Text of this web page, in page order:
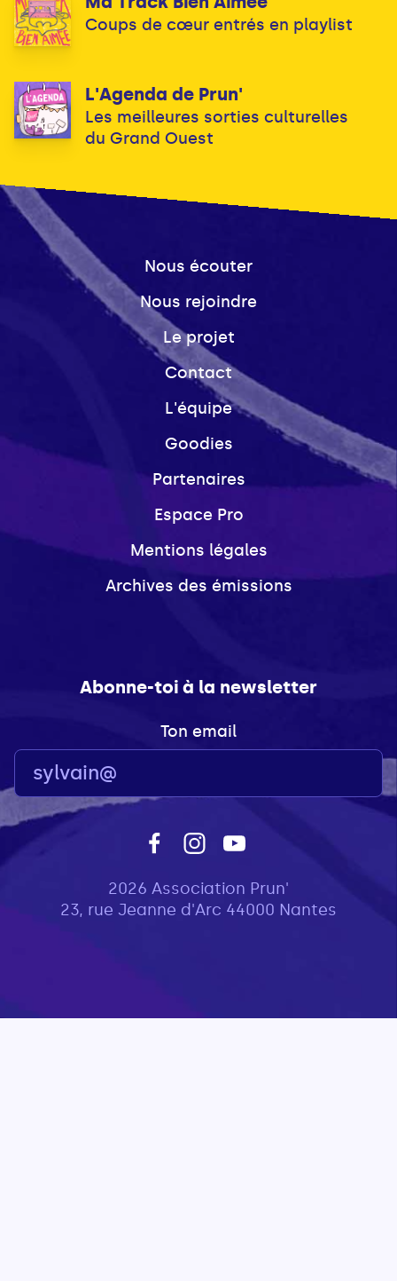
Coups de cœur entrés en playlist
L'Agenda de Prun'
Les meilleures sorties culturelles
du Grand Ouest
Nous écouter
Nous rejoindre
Le projet
Contact
L'équipe
Goodies
Partenaires
Espace Pro
Mentions légales
Archives des émissions
Abonne-toi à la newsletter
Ton email
2026 Association Prun'
23, rue Jeanne d'Arc 44000 Nantes